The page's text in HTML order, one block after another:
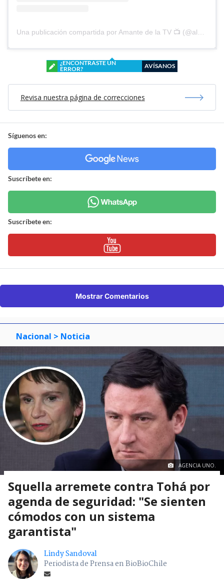
Una publicación compartida por Amante de la TV 📺 (@alguien_te_observa)
¿ENCONTRASTE UN
ERROR?
AVÍSANOS
Revisa nuestra página de correcciones
Síguenos en:
Suscríbete en:
Suscríbete en:
Mostrar Comentarios
Nacional > Noticia
AGENCIA UNO.
Squella arremete contra Tohá por
agenda de seguridad: "Se sienten
cómodos con un sistema
garantista"
Lindy Sandoval
Periodista de Prensa en BioBioChile